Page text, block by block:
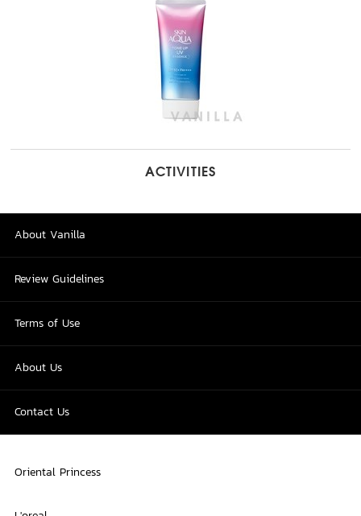
ACTIVITIES
About Vanilla
Review Guidelines
Terms of Use
About Us
Contact Us
Oriental Princess